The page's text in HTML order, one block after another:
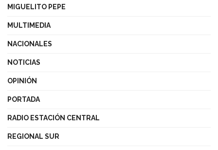
MIGUELITO PEPE
MULTIMEDIA
NACIONALES
NOTICIAS
OPINIÓN
PORTADA
RADIO ESTACIÓN CENTRAL
REGIONAL SUR